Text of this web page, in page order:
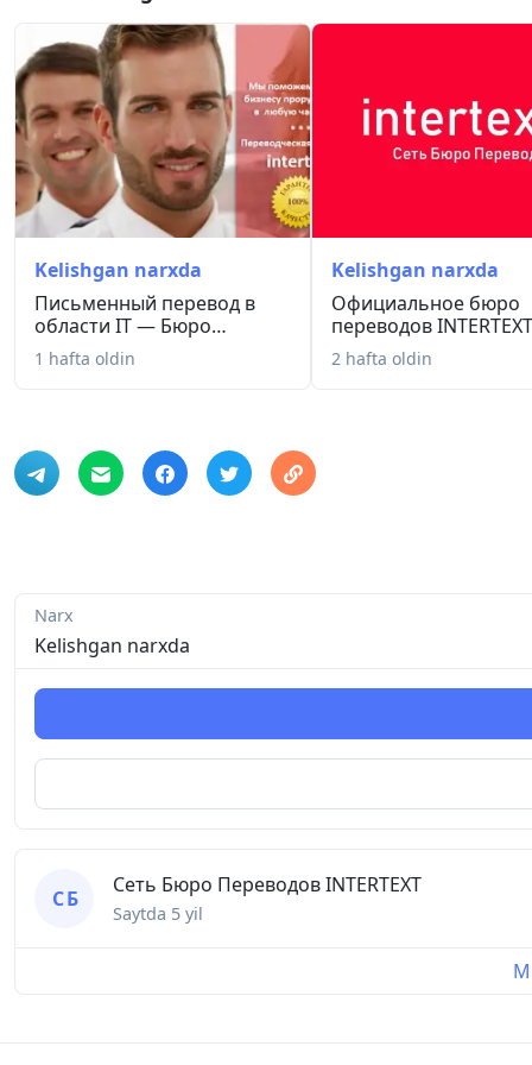
Студентам, поступающим в зарубежные вузы
Выпускникам, признающим дипломы за границей
Участникам академических обменов (Erasmus,
Иностранным студентам, поступающим в Узбекистане
Учебным заведениям для международного
INTERTEXT работает с 2009 года и имеет опыт
Kelishgan narxda
Письменный перевод в
области IT — Бюро
переводов I...
1 hafta oldin
Kelishgan narxda
Официальное бюро
переводов
2009 года...
2 hafta oldin
Narx
Kelishgan narxda
С Б
Сеть Бюро Переводов INTERTEXT
Saytda 5 yil